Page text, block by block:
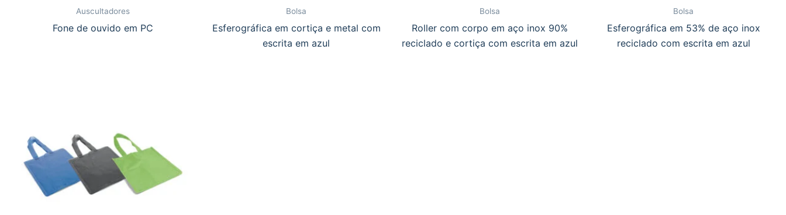
Auscultadores
Fone de ouvido em PC
Bolsa
Esferográfica em cortiça e metal com
escrita em azul
Bolsa
Roller com corpo em aço inox 90%
reciclado e cortiça com escrita em azul
Bolsa
Esferográfica em 53% de aço inox
reciclado com escrita em azul